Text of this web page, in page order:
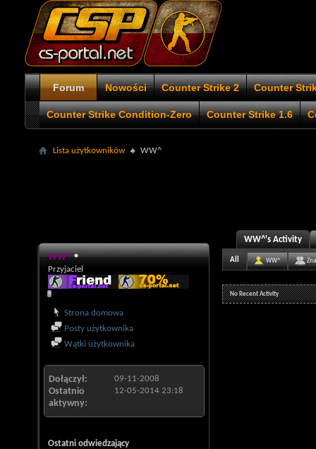
Forum Nowości Counter Strike 2 Counter
Counter Strike Condition-Zero Counter Strike 1.6
Lista użytkowników WW^
WW^
Przyjaciel
Strona domowa
Posty użytkownika
Wątki użytkownika
Dołączył 09-11-2008
Ostatnio
aktywny
12-05-2014 23:18
Ostatni odwiedzający
WW^'s Activity
All WW^
No Recent Activity